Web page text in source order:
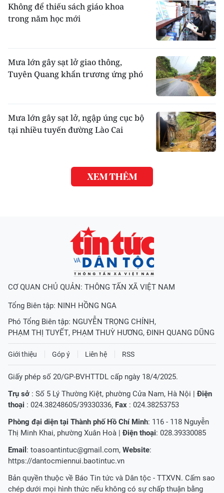
Không để thiếu sách giáo khoa
trong năm học mới
Mưa lớn gây sạt lở giao thông,
Tuyên Quang khẩn trương ứng phó
Mưa lớn gây sạt lở, ngập úng cục bộ
tại nhiều tuyến đường Lào Cai
XEM THÊM
CƠ QUAN CHỦ QUẢN: THÔNG TẤN XÃ VIỆT NAM
Tổng Biên tập: NINH HỒNG NGA
Phó Tổng Biên tập: NGUYỄN TRỌNG CHÍNH,
PHẠM THỊ TUYẾT, PHẠM THUỲ HƯƠNG, ĐINH QUANG DŨNG
Giới thiệu Góp ý Liên hệ RSS
Giấy phép số 20/GP-BVHTTDL cấp ngày 18/4/2025.
Trụ sở : Số 5 Lý Thường Kiệt, phường Cửa Nam, Hà Nội |Điện
thoại : 024.38248605/39330336, Fax : 024.38253753
Phòng đại diện tại Thành phố Hồ Chí Minh: 116 - 118 Nguyễn
Thị Minh Khai, phường Xuân Hoà |Điện thoại: 028.39330085
Email : toasoantintuc@gmail.com, Website:
https://dantocmiennui.baotintuc.vn
Bản quyền thuộc về Báo Tin tức và Dân tộc - TTXVN. Cấm sao
chép dưới mọi hình thức nếu không có sự chấp thuận bằng